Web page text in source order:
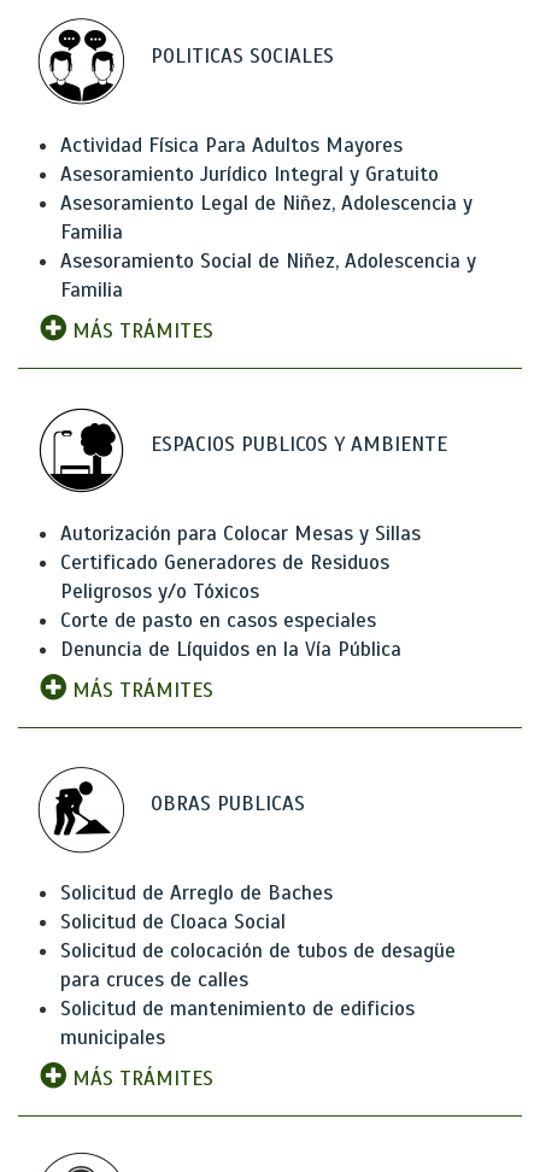
POLITICAS SOCIALES
Actividad Física Para Adultos Mayores
Asesoramiento Jurídico Integral y Gratuito
Asesoramiento Legal de Niñez, Adolescencia y
Familia
Asesoramiento Social de Niñez, Adolescencia y
Familia
MÁS TRÁMITES
ESPACIOS PUBLICOS Y AMBIENTE
Autorización para Colocar Mesas y Sillas
Certificado Generadores de Residuos
Peligrosos y/o Tóxicos
Corte de pasto en casos especiales
Denuncia de Líquidos en la Vía Pública
MÁS TRÁMITES
OBRAS PUBLICAS
Solicitud de Arreglo de Baches
Solicitud de Cloaca Social
Solicitud de colocación de tubos de desagüe
para cruces de calles
Solicitud de mantenimiento de edificios
municipales
MÁS TRÁMITES